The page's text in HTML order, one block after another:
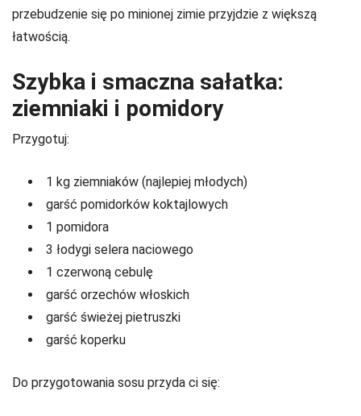
przebudzenie się po minionej zimie przyjdzie z większą
łatwością.
Szybka i smaczna sałatka:
ziemniaki i pomidory
Przygotuj:
1 kg ziemniaków (najlepiej młodych)
garść pomidorków koktajlowych
1 pomidora
3 łodygi selera naciowego
1 czerwoną cebulę
garść orzechów włoskich
garść świeżej pietruszki
garść koperku
Do przygotowania sosu przyda ci się: